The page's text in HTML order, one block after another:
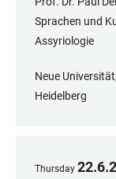
Sprachen und
Assyriologie
Neue
Heidelberg
Thursday 22.6.